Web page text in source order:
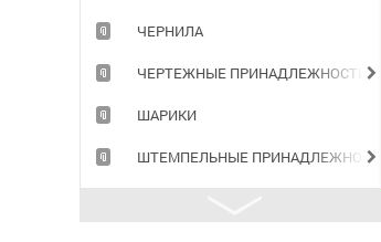
ЧЕРНИЛА
ЧЕРТЕЖНЫЕ ПРИНАДЛЕЖНОСТИ
ШАРИКИ
ШТЕМПЕЛЬНЫЕ ПРИНАДЛЕЖНОСТИ